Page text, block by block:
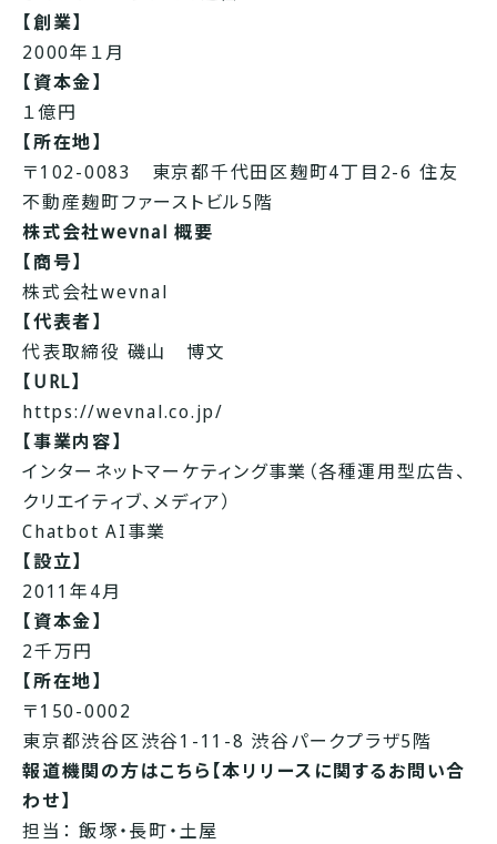
【創業】
2000年１月
【資本金】
１億円
【所在地】
〒102-0083 東京都千代田区麹町4丁目2-6 住友
不動産麹町ファーストビル5階
株式会社wevnal 概要
【商号】
株式会社wevnal
【代表者】
代表取締役 磯山 博文
【URL】
https://wevnal.co.jp/
【事業内容】
インターネットマーケティング事業（各種運用型広告、
クリエイティブ、メディア）
Chatbot AI事業
【設立】
2011年4月
【資本金】
2千万円
【所在地】
〒150-0002
東京都渋谷区渋谷1-11-8 渋谷パークプラザ5階
報道機関の方はこちら【本リリースに関するお問い合
わせ】
担当： 飯塚・長町・土屋